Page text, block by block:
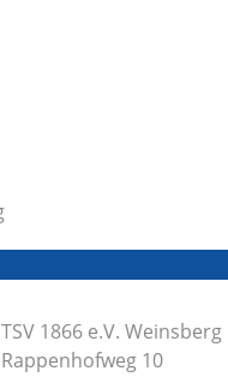
TSV 1866 e.V. Weinsberg
Rappenhofweg 10